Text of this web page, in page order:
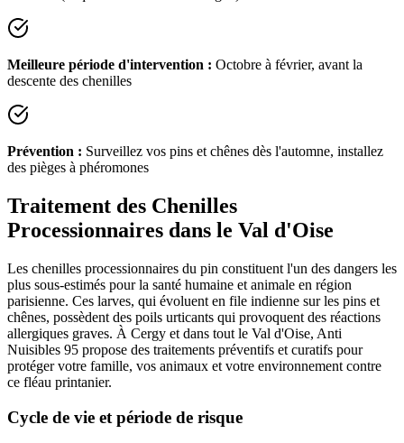
Meilleure période d'intervention : Octobre à février, avant la
descente des chenilles
Prévention : Surveillez vos pins et chênes dès l'automne, installez
des pièges à phéromones
Traitement des Chenilles
Processionnaires dans le Val d'Oise
Les chenilles processionnaires du pin constituent l'un des dangers les
plus sous-estimés pour la santé humaine et animale en région
parisienne. Ces larves, qui évoluent en file indienne sur les pins et
chênes, possèdent des poils urticants qui provoquent des réactions
allergiques graves. À Cergy et dans tout le Val d'Oise, Anti
Nuisibles 95 propose des traitements préventifs et curatifs pour
protéger votre famille, vos animaux et votre environnement contre
ce fléau printanier.
Cycle de vie et période de risque